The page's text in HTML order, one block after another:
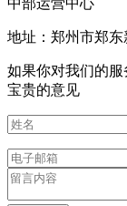
中部运营中心
地址：郑州市郑
如果你对我们的
宝贵的意见